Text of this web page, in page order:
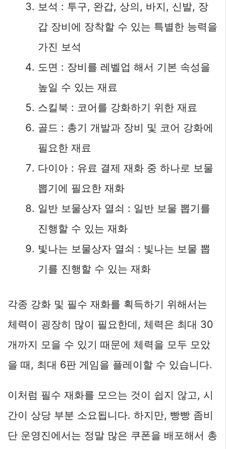
보석 : 투구, 완갑, 상의, 바지, 신발, 장
갑 장비에 장착할 수 있는 특별한 능력을
가진 보석
도면 : 장비를 레벨업 해서 기본 속성을
높일 수 있는 재료
스킬북 : 코어를 강화하기 위한 재료
골드 : 총기 개발과 장비 및 코어 강화에
필요한 재료
다이아 : 유료 결제 재화 중 하나로 보물
뽑기에 필요한 재화
일반 보물상자 열쇠 : 일반 보물 뽑기를
진행할 수 있는 재화
빛나는 보물상자 열쇠 : 빛나는 보물 뽑
기를 진행할 수 있는 재화
각종 강화 및 필수 재화를 획득하기 위해서는
체력이 굉장히 많이 필요한데, 체력은 최대 30
개까지 모을 수 있기 때문에 체력을 모두 모았
을 때, 최대 6판 게임을 플레이할 수 있습니다.
이처럼 필수 재화를 모으는 것이 쉽지 않고, 시
간이 상당 부분 소요됩니다. 하지만, 빵빵 좀비
단 운영진에서는 정말 많은 쿠폰을 배포해서 총